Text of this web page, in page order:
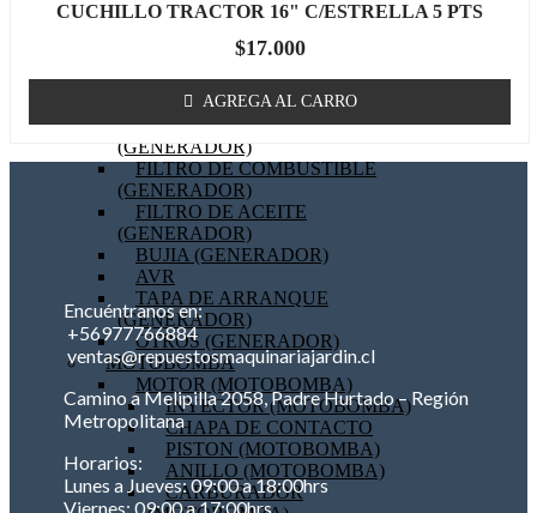
EMPAQUETADURAS
(GENERADOR)
BIELA (GENERADOR)
MOTOR DE PARTIDA
(GENERADOR)
FILTRO DE AIRE
(GENERADOR)
FILTRO DE COMBUSTIBLE
(GENERADOR)
FILTRO DE ACEITE
(GENERADOR)
BUJIA (GENERADOR)
AVR
TAPA DE ARRANQUE
(GENERADOR)
OTROS (GENERADOR)
MOTOBOMBA
MOTOR (MOTOBOMBA)
INYECTOR (MOTOBOMBA)
CHAPA DE CONTACTO
PISTON (MOTOBOMBA)
ANILLO (MOTOBOMBA)
CARBURADOR
CUCHILLO TRACTOR 16" C/ESTRELLA 5 PTS
$17.000
AGREGA AL CARRO
Encuéntranos en:
+56977766884
ventas@repuestosmaquinariajardin.cl
Camino a Melipilla 2058, Padre Hurtado – Región
Metropolitana
Horarios:
Lunes a Jueves: 09:00 a 18:00hrs
Viernes: 09:00 a 17:00hrs